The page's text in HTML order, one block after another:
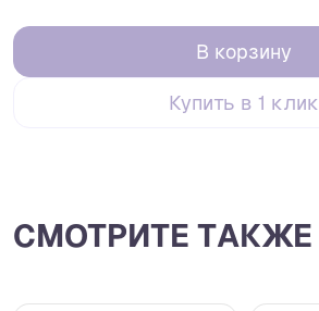
В корзину
Купить в 1 клик
СМОТРИТЕ ТАКЖЕ